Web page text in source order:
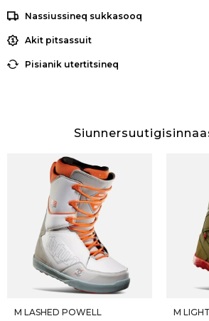
Nassiussineq sukkasooq
Akit pitsassuit
Pisianik utertitsineq
M LASHED POWELL
M